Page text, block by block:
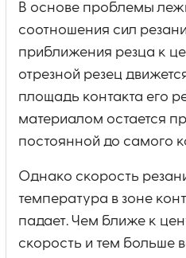
В основе проблемы
соотношения сил
приближения резца к
отрезной резец
площадь контакта его
материалом остается
постоянной до самого
Однако скорость
температура в зоне
падает. Чем ближе к
скорость и тем больше